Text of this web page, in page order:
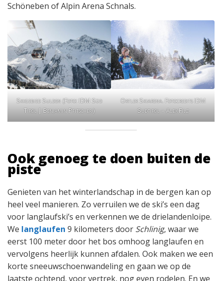
Schöneben of Alpin Arena Schnals.
Skigebied Sulden (Foto: IDM Süd
Tirol | Benjamin Pfitscher )
Ortler Skiarena. Fotocredits IDM
Sudtirol – Alex Filz
Ook genoeg te doen buiten de
piste
Genieten van het winterlandschap in de bergen kan op
heel veel manieren. Zo verruilen we de ski’s een dag
voor langlaufski’s en verkennen we de drielandenloipe.
We langlaufen 9 kilometers door Schlinig, waar we
eerst 100 meter door het bos omhoog langlaufen en
vervolgens heerlijk kunnen afdalen. Ook maken we een
korte sneeuwschoenwandeling en gaan we op de
laatste ochtend, voor vertrek, nog even rodelen. En we